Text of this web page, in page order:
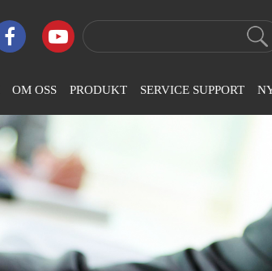
OM OSS
Företagsprofil
Företagskultur
Företagets Ära
Utvecklingshistoria
PRODUKT
LJ-Platt Datoriserad
Broderimaskin
LJ-
Höghastighetsbroderimaskin
LJ-Paljettpärlor
Broderimaskin
SERVICE SUPPORT